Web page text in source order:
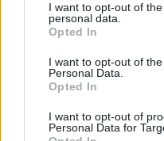
I want to opt-out of
personal data.
Opted In
I want to opt-out of
Personal Data.
Opted In
I want to opt-out of
Personal Data for
N’hésitez pas à
pour l’essayer chez
de faire votre choix.
Les couvrances
besoins